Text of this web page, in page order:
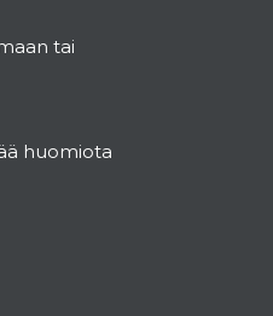
tai
huomiota